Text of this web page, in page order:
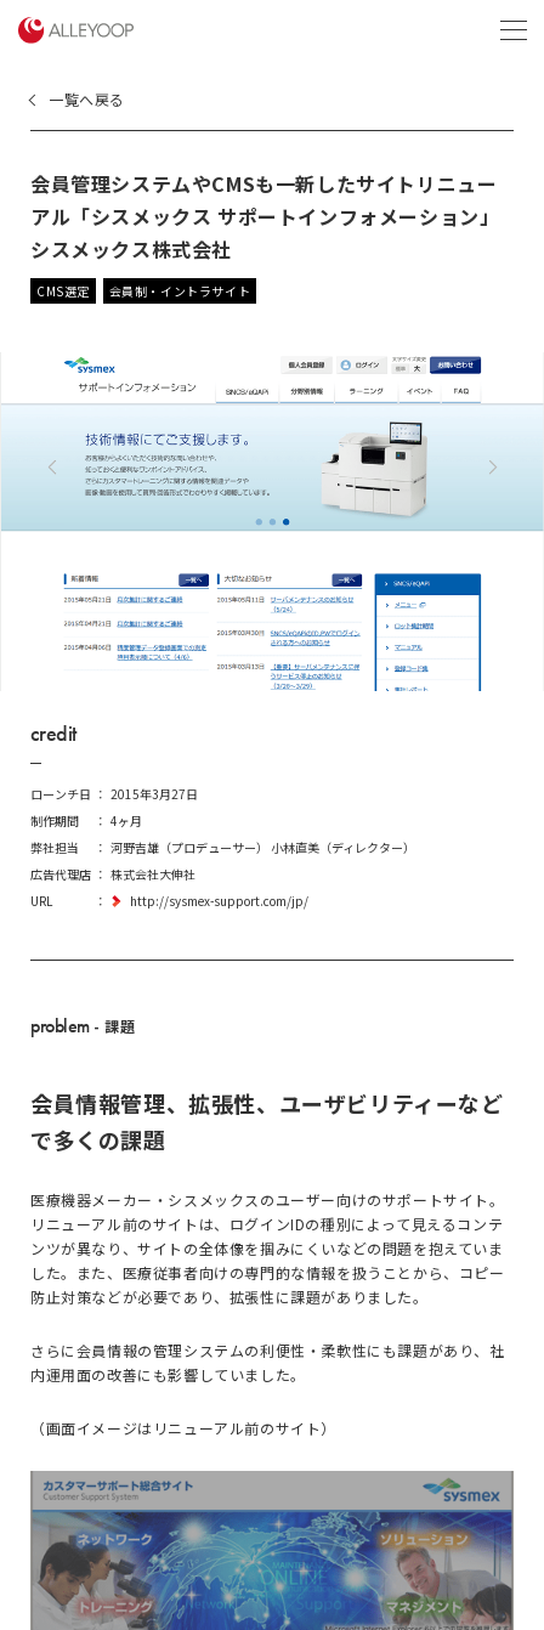
一覧へ戻る
会員管理システムやCMSも一新したサイトリニュー
アル「シスメックス サポートインフォメーション」
シスメックス株式会社
CMS選定 会員制・イントラサイト
credit
ローンチ日
2015年3月27日
制作期間
4ヶ月
弊社担当
河野吉雄（プロデューサー） 小林直美（ディレクター）
広告代理店
株式会社大伸社
URL
http://sysmex-support.com/jp/
problem- 課題
会員情報管理、拡張性、ユーザビリティーなど
で多くの課題
医療機器メーカー・シスメックスのユーザー向けのサポートサイト。
リニューアル前のサイトは、ログインIDの種別によって見えるコンテ
ンツが異なり、サイトの全体像を掴みにくいなどの問題を抱えていま
した。また、医療従事者向けの専門的な情報を扱うことから、コピー
防止対策などが必要であり、拡張性に課題がありました。
さらに会員情報の管理システムの利便性・柔軟性にも課題があり、社
内運用面の改善にも影響していました。
（画面イメージはリニューアル前のサイト）